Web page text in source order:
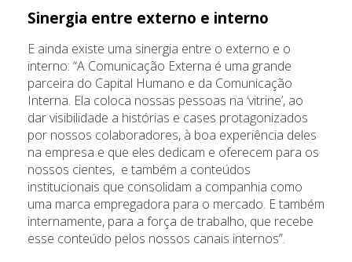
Sinergia entre externo e interno
E ainda existe uma sinergia entre o externo e o
interno: “A Comunicação Externa é uma grande
parceira do Capital Humano e da Comunicação
Interna. Ela coloca nossas pessoas na ‘vitrine’, ao
dar visibilidade a histórias e cases protagonizados
por nossos colaboradores, à boa experiência deles
na empresa e que eles dedicam e oferecem para os
nossos cientes, e também a conteúdos
institucionais que consolidam a companhia como
uma marca empregadora para o mercado. E também
internamente, para a força de trabalho, que recebe
esse conteúdo pelos nossos canais internos”.